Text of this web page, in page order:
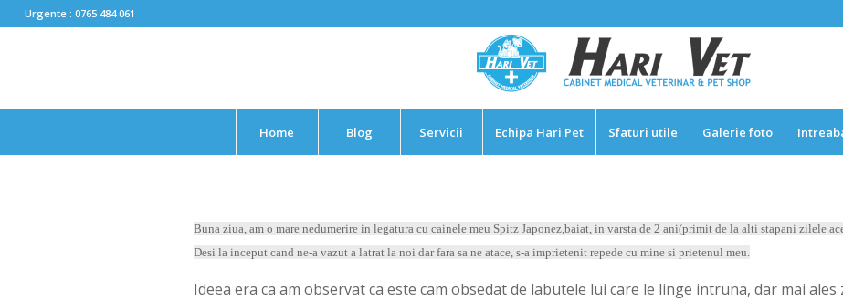
Urgente : 0765 484 061
Home Blog Servicii Echipa Hari Pet Sfaturi utile Galerie foto
Buna ziua, am o mare nedumerire in legatura cu cainele meu Spitz Japonez,baiat, in varsta de 2 ani(primit de la alti stapani zilele
Desi la inceput cand ne-a vazut a latrat la noi dar fara sa ne atace, s-a imprietenit repede cu mine si prietenul meu.
Ideea era ca am observat ca este cam obsedat de labutele lui care le linge intruna, dar mai